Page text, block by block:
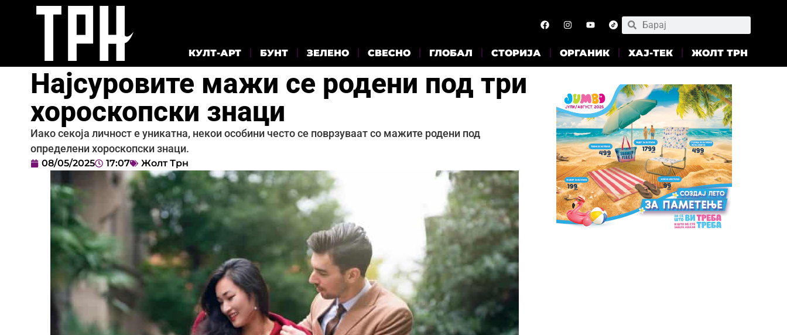
КУЛТ-АРТ БУНТ ЗЕЛЕНО СВЕСНО ГЛОБАЛ СТОРИЈА ОРГАНИК ХАЈ-ТЕК ЖОЛТ ТРН
Најсуровите мажи се родени под три
хороскопски знаци
Иако секоја личност е уникатна, некои особини често се поврзуваат со мажите родени под
определени хороскопски знаци.
08/05/2025 17:07 Жолт Трн